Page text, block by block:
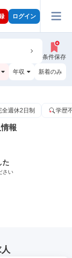
ログイン
条件保存
年収 新着のみ
全週休2日制 学歴
報
た
さい